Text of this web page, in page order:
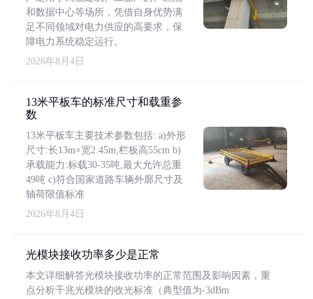
和数据中心等场所，凭借自身优势满
足不同领域对电力供应的高要求，保
障电力系统稳定运行。
2026年8月4日
13米平板车的标准尺寸和载重参
数
13米平板车主要技术参数包括: a)外形
尺寸:长13m×宽2.45m,栏板高55cm b)
承载能力:标载30-35吨,最大允许总重
49吨 c)符合国家道路车辆外廓尺寸及
轴荷限值标准
2026年8月4日
光模块接收功率多少是正常
本文详细解答光模块接收功率的正常范围及影响因素，重
点分析千兆光模块的收光标准（典型值为-3dBm